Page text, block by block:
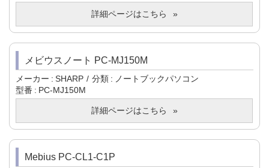
詳細ページはこちら
メビウスノート PC-MJ150M
メーカー SHARP 分類
ノートブックパソコン
型番
PC-MJ150M
詳細ページはこちら
Mebius PC-CL1-C1P